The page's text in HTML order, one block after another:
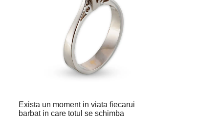
Exista un moment in viata fiecarui
barbat in care totul se schimba